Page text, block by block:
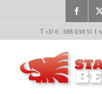
T +31 6 -388 038 51 |